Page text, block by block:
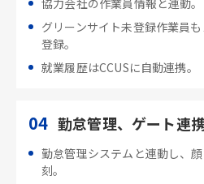
協力会社の作業員情報と連動。
グリーンサイト未登録作業員
登録。
就業履歴はCCUSに自動連携。
04 勤怠管理、ゲート連
勤怠管理システムと連動し、
刻。